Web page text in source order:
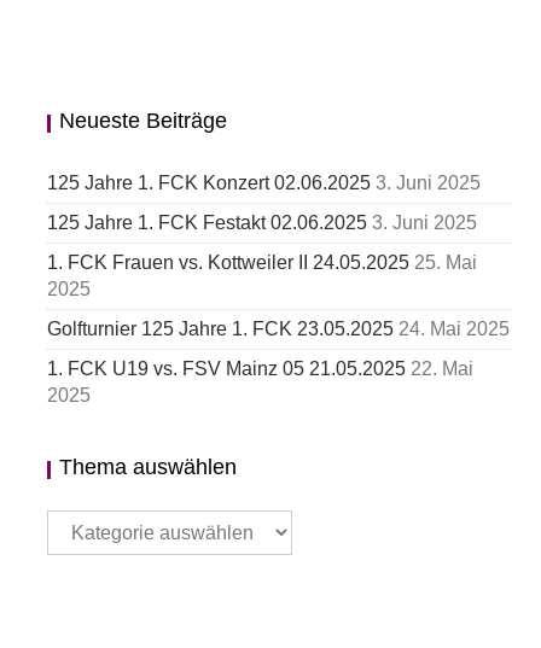
Neueste Beiträge
125 Jahre 1. FCK Konzert 02.06.2025 3. Juni 2025
125 Jahre 1. FCK Festakt 02.06.2025 3. Juni 2025
1. FCK Frauen vs. Kottweiler II 24.05.2025 25. Mai
2025
Golfturnier 125 Jahre 1. FCK 23.05.2025 24. Mai 2025
1. FCK U19 vs. FSV Mainz 05 21.05.2025 22. Mai
2025
Thema auswählen
Thema
auswählen